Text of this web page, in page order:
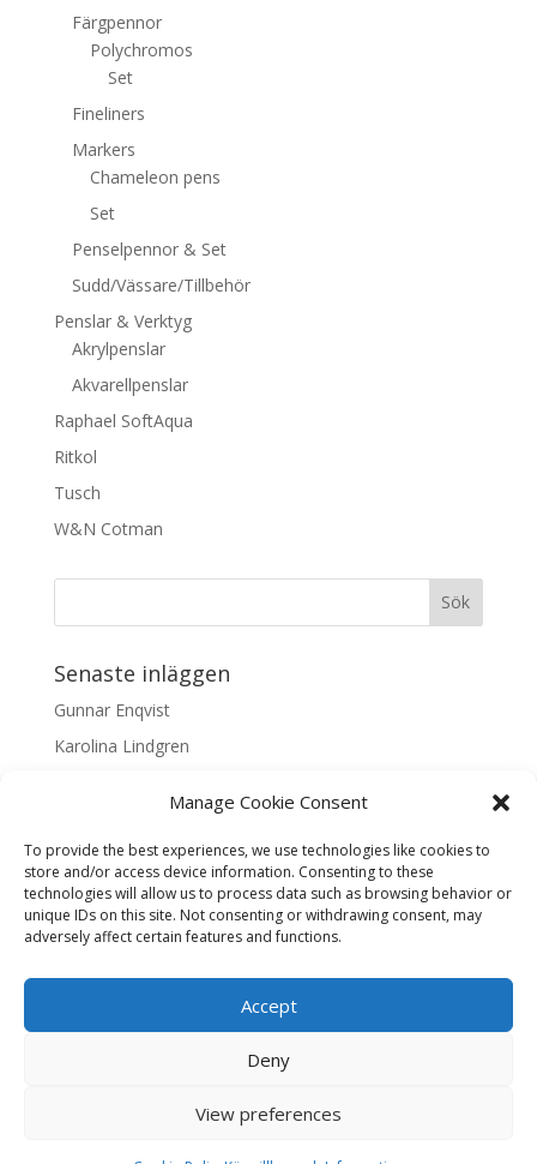
Manage Cookie Consent
To provide the best experiences, we use technologies like cookies to
store and/or access device information. Consenting to these
technologies will allow us to process data such as browsing behavior or
unique IDs on this site. Not consenting or withdrawing consent, may
adversely affect certain features and functions.
Accept
Deny
View preferences
Färgpennor
Polychromos
Set
Fineliners
Markers
Chameleon pens
Set
Penselpennor & Set
Sudd/Vässare/Tillbehör
Penslar & Verktyg
Akrylpenslar
Akvarellpenslar
Raphael SoftAqua
Ritkol
Tusch
W&N Cotman
Senaste inläggen
Gunnar Enqvist
Karolina Lindgren
Samaneh Shabani Åhrling
Textarkiv
Textarkiv
Liljas Konst & Ram, Tjärhovsgatan 5, Skellefteå, Öppet